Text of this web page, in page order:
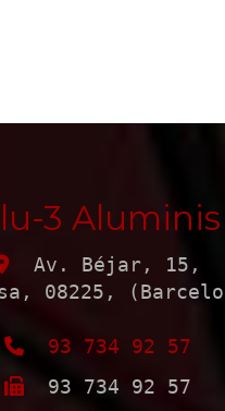
3 Aluminis
Av. Béjar, 15,
, 08225 ,
93 734 92 57
93 734 92 57